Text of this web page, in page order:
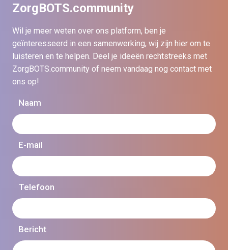
ZorgBOTS.community
Wil je meer weten over ons platform, ben je
geïnteresseerd in een samenwerking, wij zijn hier om te
luisteren en te helpen. Deel je ideeën rechtstreeks met
ZorgBOTS.community of neem vandaag nog contact met
ons op!
Naam
E-mail
Telefoon
Bericht